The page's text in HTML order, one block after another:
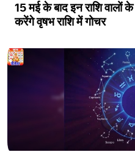
15 मई के बाद इन राशि
करेंगे वृषभ राशि में गोचर